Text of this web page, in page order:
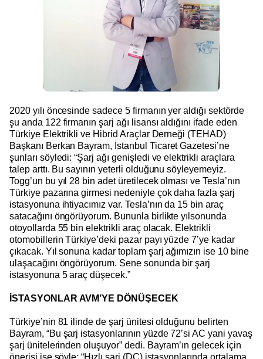
2020 yılı öncesinde sadece 5 firmanın yer aldığı sektörde
şu anda 122 firmanın şarj ağı lisansı aldığını ifade eden
Türkiye Elektrikli ve Hibrid Araçlar Derneği (TEHAD)
Başkanı Berkan Bayram, İstanbul Ticaret Gazetesi’ne
şunları söyledi: “Şarj ağı genişledi ve elektrikli araçlara
talep arttı. Bu sayının yeterli olduğunu söyleyemeyiz.
Togg’un bu yıl 28 bin adet üretilecek olması ve Tesla’nın
Türkiye pazarına girmesi nedeniyle çok daha fazla şarj
istasyonuna ihtiyacımız var. Tesla’nın da 15 bin araç
satacağını öngörüyorum. Bununla birlikte yılsonunda
otoyollarda 55 bin elektrikli araç olacak. Elektrikli
otomobillerin Türkiye’deki pazar payı yüzde 7’ye kadar
çıkacak. Yıl sonuna kadar toplam şarj ağımızın ise 10 bine
ulaşacağını öngörüyorum. Sene sonunda bir şarj
istasyonuna 5 araç düşecek.”
İSTASYONLAR AVM’YE DÖNÜŞECEK
Türkiye’nin 81 ilinde de şarj ünitesi olduğunu belirten
Bayram, “Bu şarj istasyonlarının yüzde 72’si AC yani yavaş
şarj ünitelerinden oluşuyor” dedi. Bayram’ın gelecek için